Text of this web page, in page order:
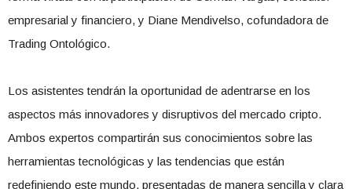
empresarial y financiero, y Diane Mendivelso, cofundadora de
Trading Ontológico.
Los asistentes tendrán la oportunidad de adentrarse en los
aspectos más innovadores y disruptivos del mercado cripto.
Ambos expertos compartirán sus conocimientos sobre las
herramientas tecnológicas y las tendencias que están
redefiniendo este mundo, presentadas de manera sencilla y clara